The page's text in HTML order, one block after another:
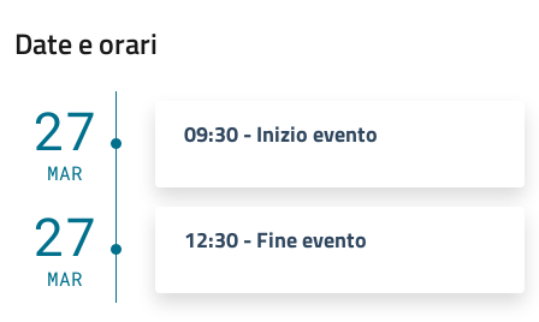
Date e orari
27
MAR
09:30 - Inizio evento
27
MAR
12:30 - Fine evento